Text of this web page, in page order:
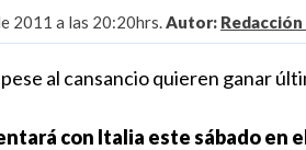
2011 a las 20:20hrs.Autor:
al cansancio quieren ganar
con Italia este sábado en